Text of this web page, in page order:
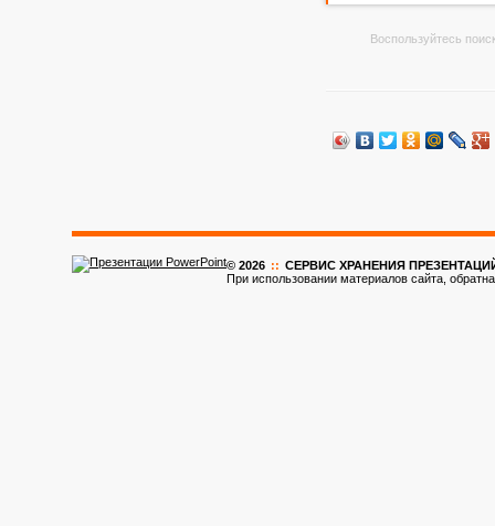
Воспользуйтесь
© 2026 :: CЕРВИС ХРАНЕНИЯ ПРЕЗЕНТАЦИЙ
При использовании материалов сайта,